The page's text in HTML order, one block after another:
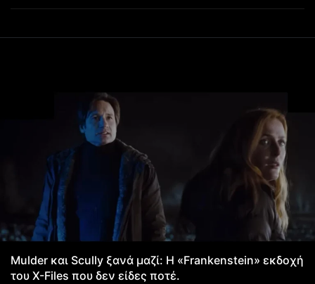
Mulder και Scully ξανά μαζί: Η «Frankenstein» εκδοχή
του X-Files που δεν είδες ποτέ.